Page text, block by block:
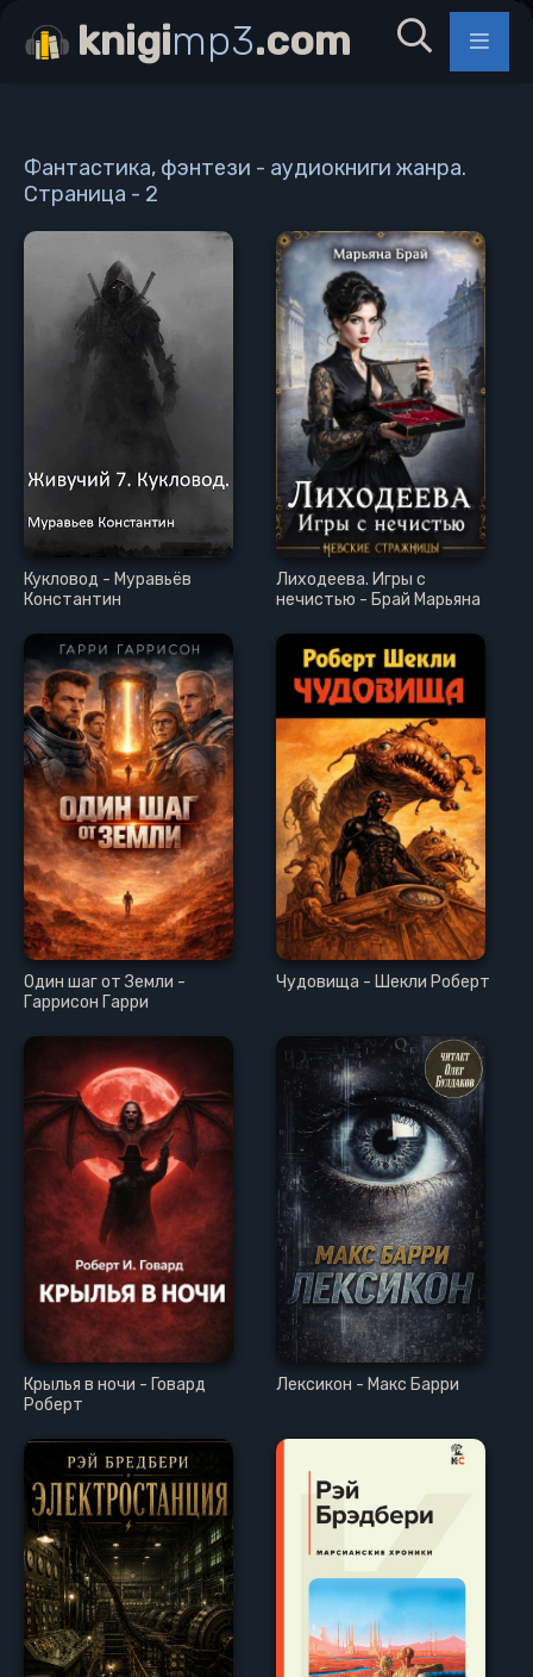
Фантастика, фэнтези - аудиокниги жанра.
Страница - 2
Кукловод - Муравьёв
Константин
Лиходеева. Игры с
нечистью - Брай Марьяна
Один шаг от Земли -
Гаррисон Гарри
Чудовища - Шекли Роберт
Крылья в ночи - Говард
Роберт
Лексикон - Макс Барри
knigimp3.com